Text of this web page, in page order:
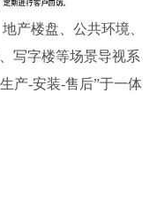
产楼盘、公共环境、
写字楼等场景导视系
产-安装-售后”于一体